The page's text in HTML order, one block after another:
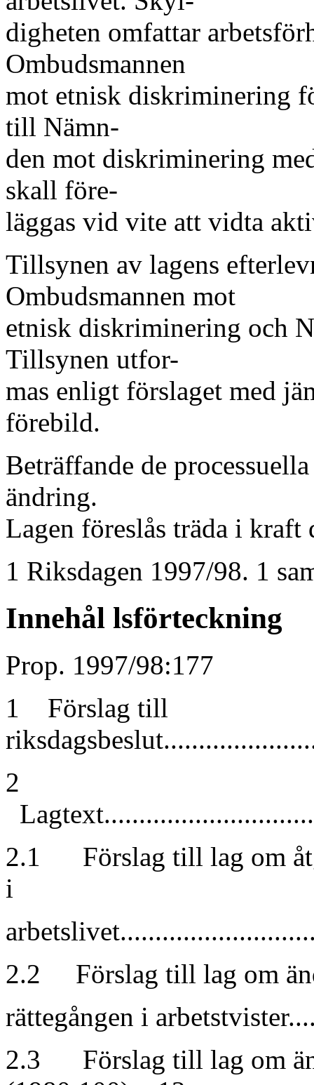
digheten omfattar
Ombudsmannen
mot etnisk diskriminering
till Nämn-
den mot diskriminering
skall före-
läggas vid vite att vidta
Tillsynen av lagens
Ombudsmannen mot
etnisk diskriminering och
Tillsynen utfor-
mas enligt förslaget med
förebild.
Beträffande de
ändring.
Lagen föreslås träda i kraft
1 Riksdagen 1997/98. 1
Innehål lsförteckning
Prop. 1997/98:177
1 Förslag till
2
2.1 Förslag till lag om
i
2.2 Förslag till lag om
rättegången i
2.3 Förslag till lag om